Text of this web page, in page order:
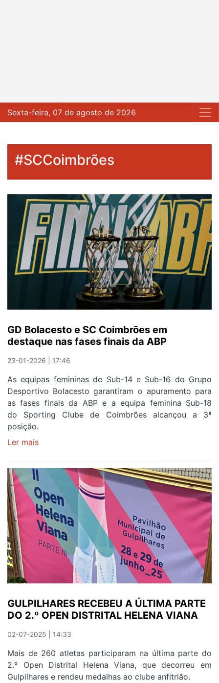
Sexta-feira, 07 de agosto de 2026
#SCCoimbrões
GD Bolacesto e SC Coimbrões em
destaque nas fases finais da ABP
23-01-2026 | 17:46
As equipas femininas de Sub-14 e Sub-16 do Grupo
Desportivo Bolacesto garantiram o apuramento para
as fases finais da ABP e a equipa feminina Sub-18
do Sporting Clube de Coimbrões alcançou a 3ª
posição.
Ler mais
e
SC
Coimbrões
em
destaque
nas
fases
ABP
GULPILHARES RECEBEU A ÚLTIMA PARTE
DO 2.º OPEN DISTRITAL HELENA VIANA
02-07-2025 | 14:33
Mais de 260 atletas participaram na última parte do
2.º Open Distrital Helena Viana, que decorreu em
Gulpilhares e rendeu medalhas ao clube anfitrião.